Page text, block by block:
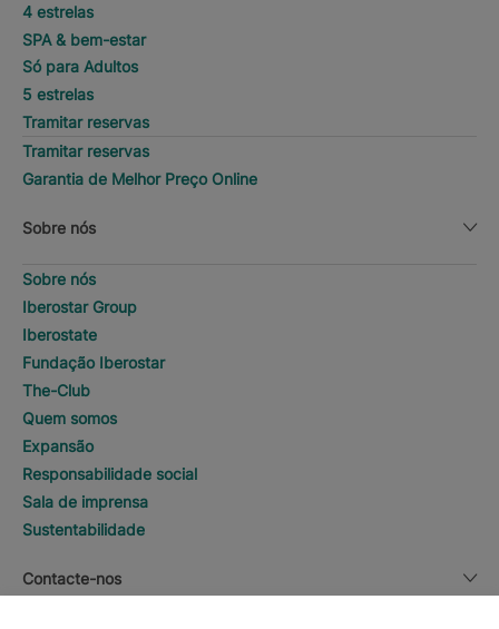
4 estrelas
SPA & bem-estar
Só para Adultos
5 estrelas
Tramitar reservas
Tramitar reservas
Garantia de Melhor Preço Online
Sobre nós
Sobre nós
Iberostar Group
Iberostate
Fundação Iberostar
The-Club
Quem somos
Expansão
Responsabilidade social
Sala de imprensa
Sustentabilidade
Contacte-nos